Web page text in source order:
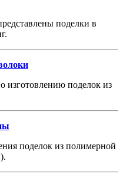
поделки в
изготовлению поделок из
поделок из полимерной